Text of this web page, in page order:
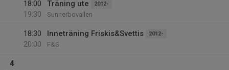
18:00
19:30
Träning ute 2012-
Sunnerbovallen
18:30
20:00
Inneträning Friskis&Svettis 2012-
F&S
4